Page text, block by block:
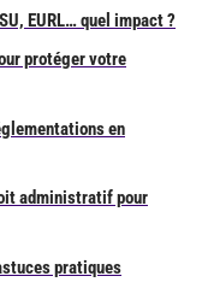
EURL… quel impact ?
protéger votre
en
administratif pour
pratiques